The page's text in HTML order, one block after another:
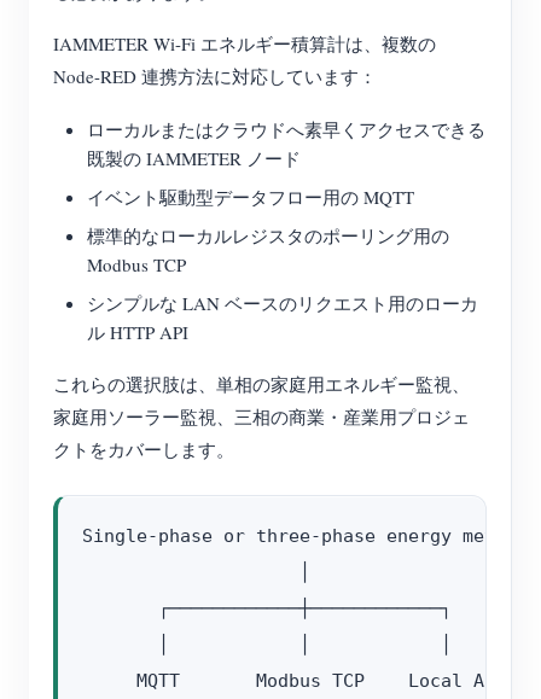
IAMMETER Wi-Fi エネルギー積算計は、複数の
Node-RED 連携方法に対応しています：
ローカルまたはクラウドへ素早くアクセスできる
既製の IAMMETER ノード
イベント駆動型データフロー用の MQTT
標準的なローカルレジスタのポーリング用の
Modbus TCP
シンプルな LAN ベースのリクエスト用のローカ
ル HTTP API
これらの選択肢は、単相の家庭用エネルギー監視、
家庭用ソーラー監視、三相の商業・産業用プロジェ
クトをカバーします。
Single-phase or three-phase energy meter
       ┌────────────┼────────────┐
     MQTT       Modbus TCP    Local API